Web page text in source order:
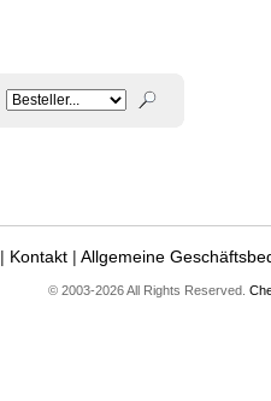
| Kontakt |Allgemeine
© 2003-2026 All Rights Reserved.